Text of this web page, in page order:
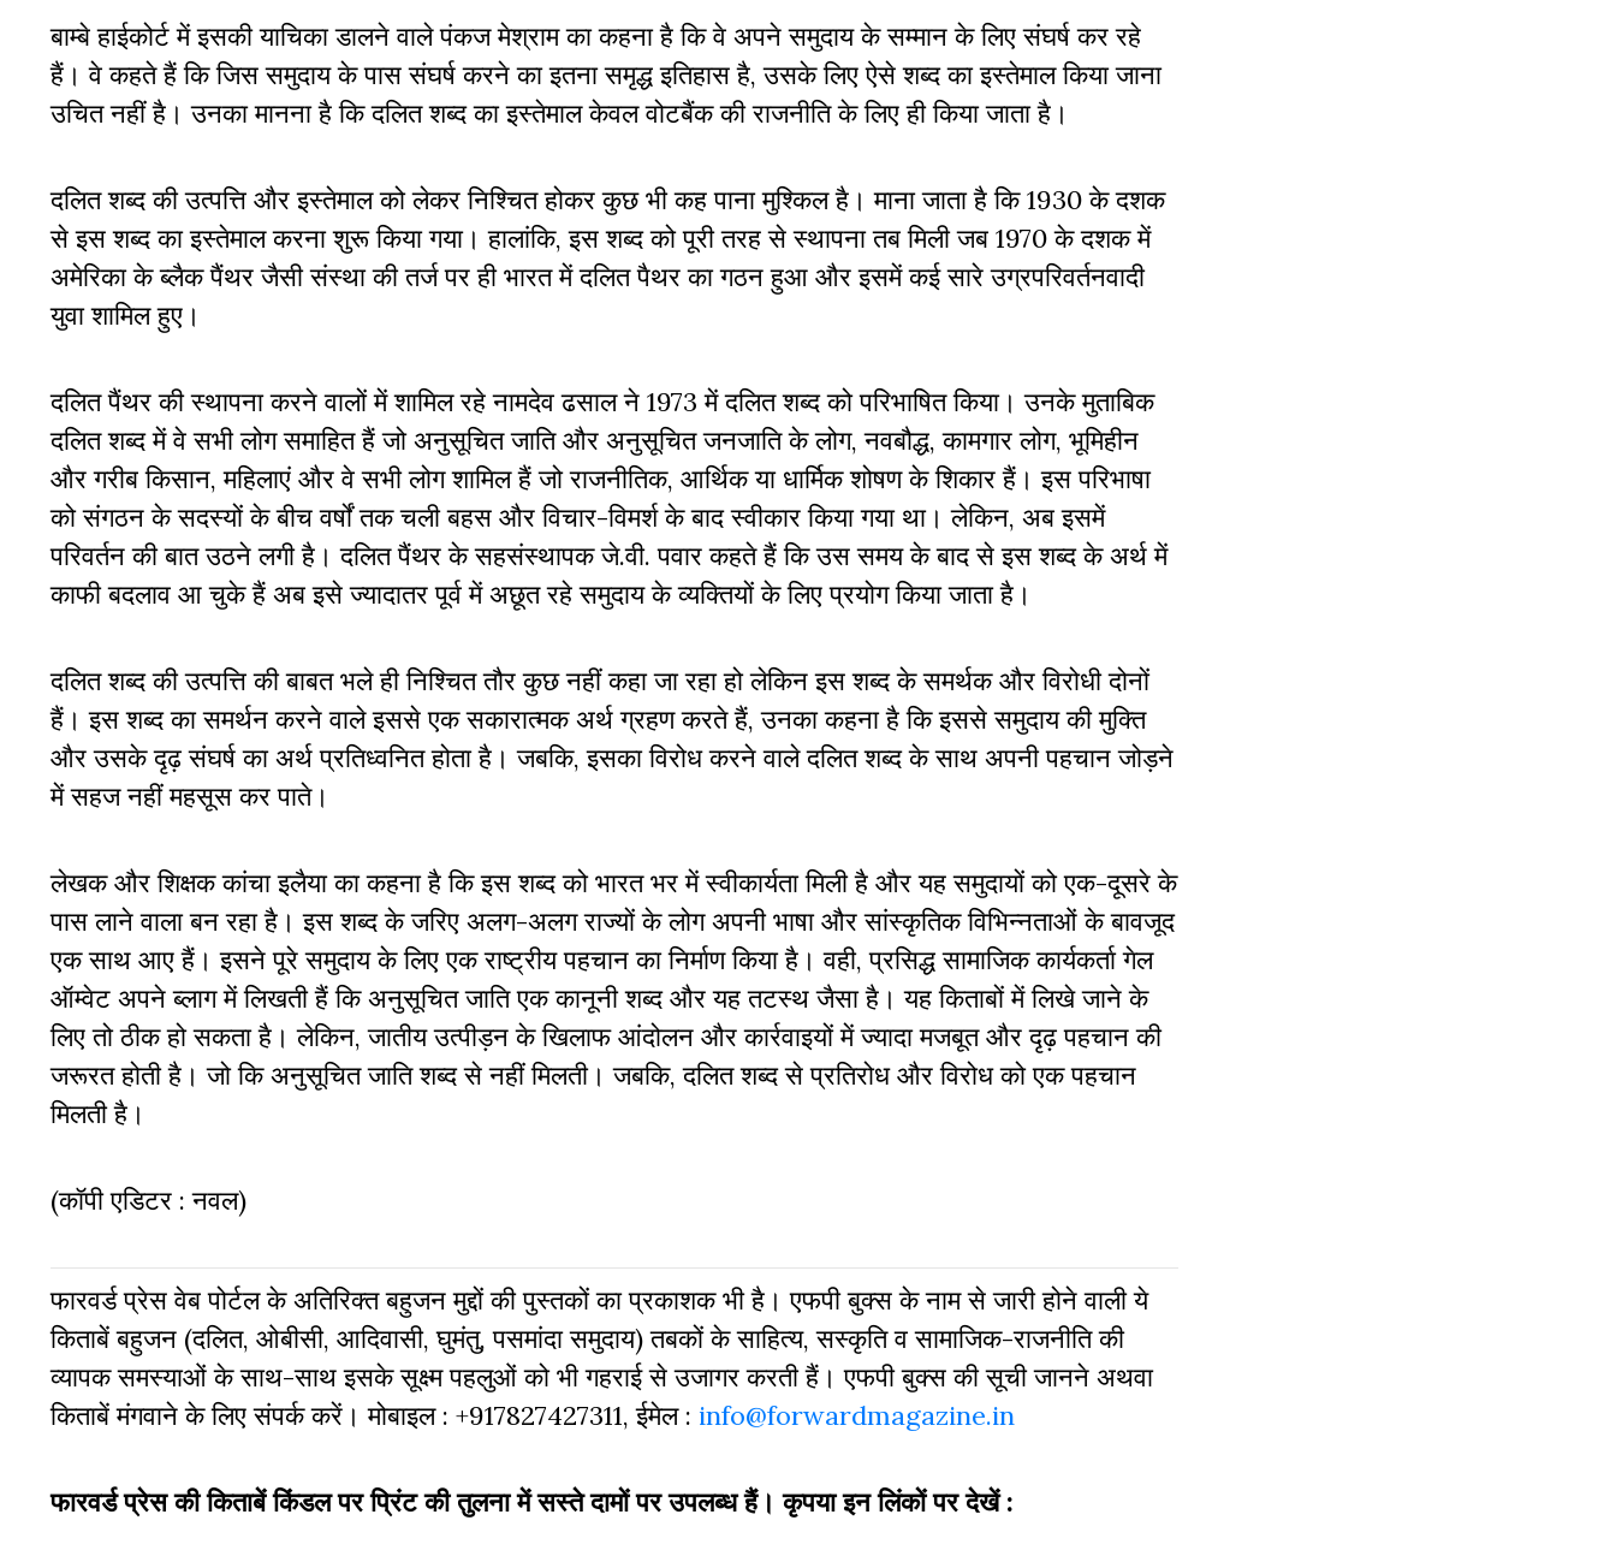
बाम्बे हाईकोर्ट में इसकी याचिका डालने वाले पंकज मेश्राम का कहना है कि वे अपने समुदाय के सम्मान के लिए संघर्ष कर रहे
हैं। वे कहते हैं कि जिस समुदाय के पास संघर्ष करने का इतना समृद्ध इतिहास है, उसके लिए ऐसे शब्द का इस्तेमाल किया जाना
उचित नहीं है। उनका मानना है कि दलित शब्द का इस्तेमाल केवल वोटबैंक की राजनीति के लिए ही किया जाता है।
दलित शब्द की उत्पत्ति और इस्तेमाल को लेकर निश्चित होकर कुछ भी कह पाना मुश्किल है। माना जाता है कि 1930 के दशक
से इस शब्द का इस्तेमाल करना शुरू किया गया। हालांकि, इस शब्द को पूरी तरह से स्थापना तब मिली जब 1970 के दशक में
अमेरिका के ब्लैक पैंथर जैसी संस्था की तर्ज पर ही भारत में दलित पैथर का गठन हुआ और इसमें कई सारे उग्रपरिवर्तनवादी
युवा शामिल हुए।
दलित पैंथर की स्थापना करने वालों में शामिल रहे नामदेव ढसाल ने 1973 में दलित शब्द को परिभाषित किया। उनके मुताबिक
दलित शब्द में वे सभी लोग समाहित हैं जो अनुसूचित जाति और अनुसूचित जनजाति के लोग, नवबौद्ध, कामगार लोग, भूमिहीन
और गरीब किसान, महिलाएं और वे सभी लोग शामिल हैं जो राजनीतिक, आर्थिक या धार्मिक शोषण के शिकार हैं। इस परिभाषा
को संगठन के सदस्यों के बीच वर्षों तक चली बहस और विचार-विमर्श के बाद स्वीकार किया गया था। लेकिन, अब इसमें
परिवर्तन की बात उठने लगी है। दलित पैंथर के सहसंस्थापक जे.वी. पवार कहते हैं कि उस समय के बाद से इस शब्द के अर्थ में
काफी बदलाव आ चुके हैं अब इसे ज्यादातर पूर्व में अछूत रहे समुदाय के व्यक्तियों के लिए प्रयोग किया जाता है।
दलित शब्द की उत्पत्ति की बाबत भले ही निश्चित तौर कुछ नहीं कहा जा रहा हो लेकिन इस शब्द के समर्थक और विरोधी दोनों
हैं। इस शब्द का समर्थन करने वाले इससे एक सकारात्मक अर्थ ग्रहण करते हैं, उनका कहना है कि इससे समुदाय की मुक्ति
और उसके दृढ़ संघर्ष का अर्थ प्रतिध्वनित होता है। जबकि, इसका विरोध करने वाले दलित शब्द के साथ अपनी पहचान जोड़ने
में सहज नहीं महसूस कर पाते।
लेखक और शिक्षक कांचा इलैया का कहना है कि इस शब्द को भारत भर में स्वीकार्यता मिली है और यह समुदायों को एक-दूसरे के
पास लाने वाला बन रहा है। इस शब्द के जरिए अलग-अलग राज्यों के लोग अपनी भाषा और सांस्कृतिक विभिन्नताओं के बावजूद
एक साथ आए हैं। इसने पूरे समुदाय के लिए एक राष्ट्रीय पहचान का निर्माण किया है। वही, प्रसिद्ध सामाजिक कार्यकर्ता गेल
ऑम्वेट अपने ब्लाग में लिखती हैं कि अनुसूचित जाति एक कानूनी शब्द और यह तटस्थ जैसा है। यह किताबों में लिखे जाने के
लिए तो ठीक हो सकता है। लेकिन, जातीय उत्पीड़न के खिलाफ आंदोलन और कार्रवाइयों में ज्यादा मजबूत और दृढ़ पहचान की
जरूरत होती है। जो कि अनुसूचित जाति शब्द से नहीं मिलती। जबकि, दलित शब्द से प्रतिरोध और विरोध को एक पहचान
मिलती है।
(कॉपी एडिटर : नवल)
फारवर्ड प्रेस वेब पोर्टल के अतिरिक्‍त बहुजन मुद्दों की पुस्‍तकों का प्रकाशक भी है। एफपी बुक्‍स के नाम से जारी होने वाली ये
किताबें बहुजन (दलित, ओबीसी, आदिवासी, घुमंतु, पसमांदा समुदाय) तबकों के साहित्‍य, सस्‍क‍ृति व सामाजिक-राजनीति की
व्‍यापक समस्‍याओं के साथ-साथ इसके सूक्ष्म पहलुओं को भी गहराई से उजागर करती हैं। एफपी बुक्‍स की सूची जानने अथवा
किताबें मंगवाने के लिए संपर्क करें। मोबाइल : +917827427311, ईमेल : info@forwardmagazine.in
फारवर्ड प्रेस की किताबें किंडल पर प्रिंट की तुलना में सस्ते दामों पर उपलब्ध हैं। कृपया इन लिंकों पर देखें :